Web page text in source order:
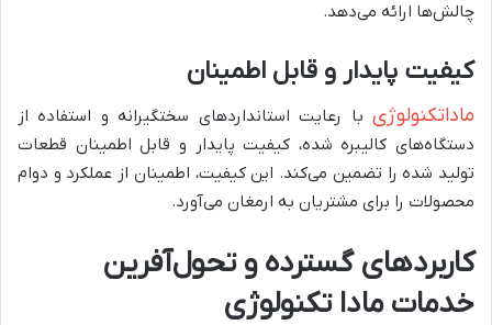
چالش‌ها ارائه می‌دهد.
کیفیت پایدار و قابل اطمینان
ماداتکنولوژی با رعایت استانداردهای سختگیرانه و استفاده از
دستگاه‌های کالیبره شده، کیفیت پایدار و قابل اطمینان قطعات
تولید شده را تضمین می‌کند. این کیفیت، اطمینان از عملکرد و دوام
محصولات را برای مشتریان به ارمغان می‌آورد.
کاربردهای گسترده و تحول‌آفرین
خدمات مادا تکنولوژی